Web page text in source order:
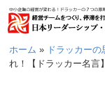
ホーム » ドラッカーの
れ！【ドラッカー名言】